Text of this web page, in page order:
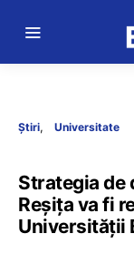
Știri Universitate
Strategia de
Reșița va fi
Universității